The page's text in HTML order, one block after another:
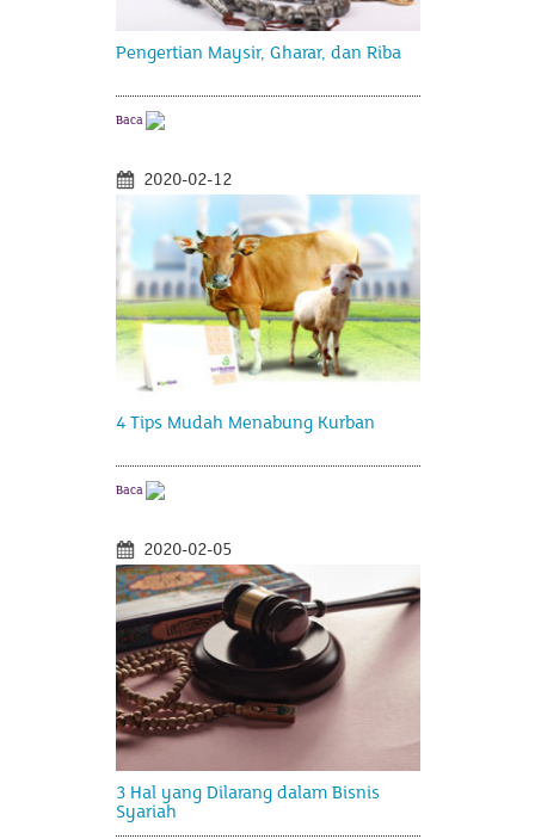
Pengertian Maysir, Gharar, dan Riba
Baca
2020-02-12
4 Tips Mudah Menabung Kurban
Baca
2020-02-05
3 Hal yang Dilarang dalam Bisnis
Syariah